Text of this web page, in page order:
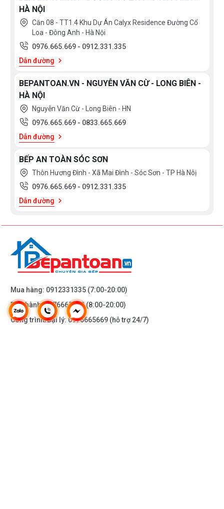
HÀ NỘI
Căn 08 - TT1.4 Khu Dự Án Calyx Residence Đường Cổ
Loa - Đông Anh - Hà Nội
0976.665.669 - 0912.331.335
Dẫn đường
BEPANTOAN.VN - NGUYỄN VĂN CỪ - LONG BIÊN -
HÀ NỘI
Nguyễn Văn Cừ - Long Biên - HN
0976.665.669 - 0833.665.669
Dẫn đường
BẾP AN TOÀN SÓC SƠN
Thôn Hương Đình - Xã Mai Đình - Sóc Sơn - TP Hà Nôị
0976.665.669 - 0912.331.335
Dẫn đường
Mua hàng: 0912331335 (7:00-20:00)
Bảo hành:0976665669(8:00-20:00)
Công trình/Đại lý:0976665669 (hỗ trợ 24/7)